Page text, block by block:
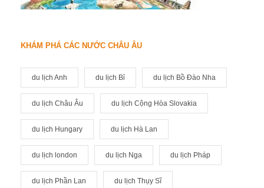
KHÁM PHÁ CÁC NƯỚC CHÂU ÂU
du lịch Anh du lịch Bỉ du lịch Bồ Đào Nha
du lịch Châu Âu du lịch Cộng Hòa Slovakia
du lịch Hungary du lịch Hà Lan
du lịch london du lịch Nga du lịch Pháp
du lịch Phần Lan du lịch Thụy Sĩ